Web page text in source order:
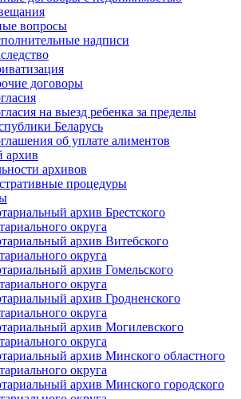
вопросы
надписи
договоры
на выезд ребенка за пределы
Беларусь
об уплате алиментов
архив
архивов
процедуры
архив Брестского
округа
архив Витебского
округа
архив Гомельского
округа
архив Гродненского
округа
архив Могилевского
округа
архив Минского областного
округа
архив Минского городского